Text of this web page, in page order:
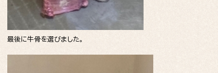
最後に牛骨を選びました。